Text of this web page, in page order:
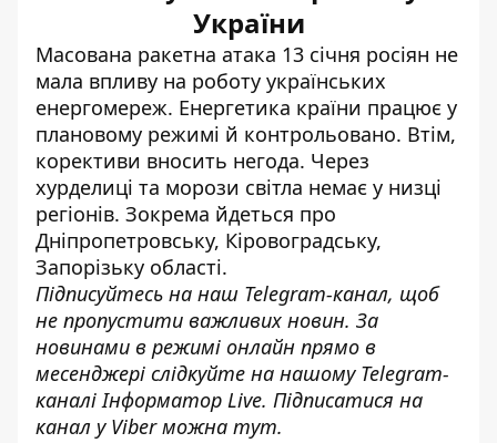
України
Масована ракетна атака 13 січня росіян не
мала впливу на роботу українських
енергомереж. Енергетика країни працює у
плановому режимі й контрольовано. Втім,
корективи вносить негода. Через
хурделиці та морози світла немає у низці
регіонів. Зокрема йдеться про
Дніпропетровську, Кіровоградську,
Запорізьку області.
Підписуйтесь на наш Telegram-канал, щоб
не пропустити важливих новин. За
новинами в режимі онлайн прямо в
месенджері слідкуйте на нашому Telegram-
каналіІнформатор Live. Підписатися на
канал у Viber можна тут.